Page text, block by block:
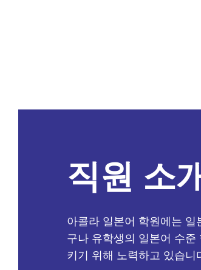
직원 소
아콜라 일본어 학원에는
구나 유학생의 일본어 수준
키기 위해 노력하고 있습니